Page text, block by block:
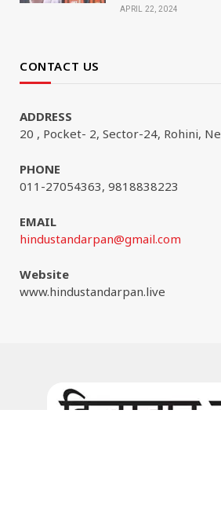
APRIL 22, 2024
CONTACT US
ADDRESS
20 , Pocket- 2, Sector-24, Rohini,
PHONE
011-27054363, 9818838223
EMAIL
hindustandarpan@gmail.com
Website
www.hindustandarpan.live